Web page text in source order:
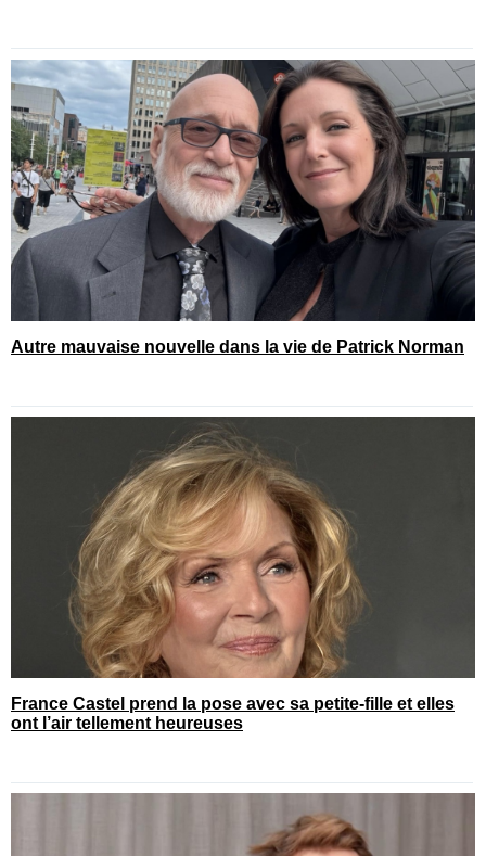
Autre mauvaise nouvelle dans la vie de Patrick Norman
France Castel prend la pose avec sa petite-fille et elles
ont l’air tellement heureuses